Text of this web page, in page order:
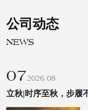
公司动态
NEWS
072026.08
立秋|时序至秋，步履